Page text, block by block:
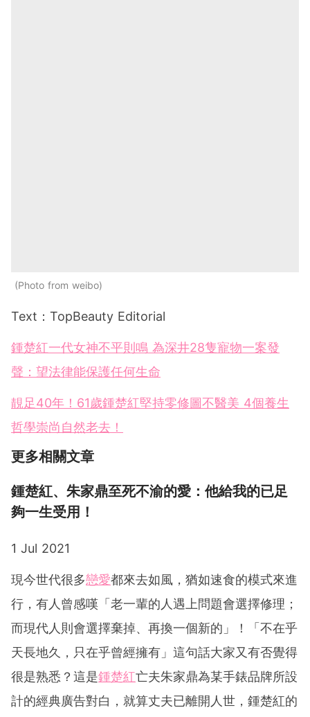
Photo from weibo
Text：TopBeauty Editorial
鍾楚紅一代女神不平則鳴 為深井28隻寵物一案發
聲：望法律能保護任何生命
靚足40年！61歲鍾楚紅堅持零修圖不醫美 4個養生
哲學崇尚自然老去！
更多相關文章
鍾楚紅、朱家鼎至死不渝的愛：他給我的已足
夠一生受用！
1 Jul 2021
現今世代很多戀愛都來去如風，猶如速食的模式來進
行，有人曾感嘆「老一輩的人遇上問題會選擇修理；
而現代人則會選擇棄掉、再換一個新的」！「不在乎
天長地久，只在乎曾經擁有」這句話大家又有否覺得
很是熟悉？這是鍾楚紅亡夫朱家鼎為某手錶品牌所設
計的經典廣告對白，就算丈夫已離開人世，鍾楚紅的